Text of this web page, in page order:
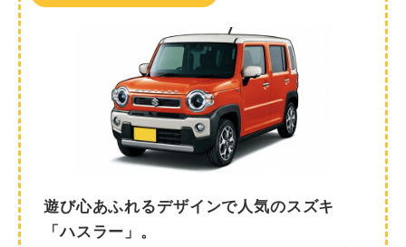
遊び心あふれるデザインで人気のスズキ
「ハスラー」。